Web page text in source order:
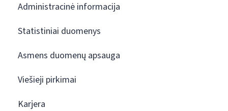
Administracinė informacija
Statistiniai duomenys
Asmens duomenų apsauga
Viešieji pirkimai
Karjera